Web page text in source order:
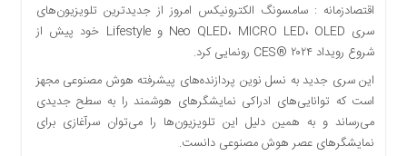
فناوری
منظقه
اقتصادزمانه : سامسونگ الکترونیکس امروز از جدیدترین تلویزیو‌ن‌های
سری Neo QLED، MICRO LED، OLED و Lifestyle خود پیش از
شروع رویداد CES® ۲۰۲۴ رونمایی کرد.
این سری جدید به نسل نوین پردازنده‌های پیشرفته هوش مصنوعی مجهز
است که توانایی‌های ادراکی نمایشگرهای هوشمند را به سطح جدیدی
می‌رساند و به همین دلیل این تلویزیون‌ها را می‌توان سرآغازی برای
نمایشگرهای عصر هوش مصنوعی دانست.